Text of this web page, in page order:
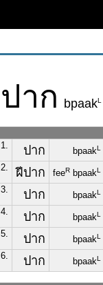
ปาก bpaakL
1.
ปาก bpaakL
2. ฝีปาก feeR bpaakL
3. ปาก bpaakL
4. ปาก bpaakL
5. ปาก bpaakL
6. ปาก bpaakL